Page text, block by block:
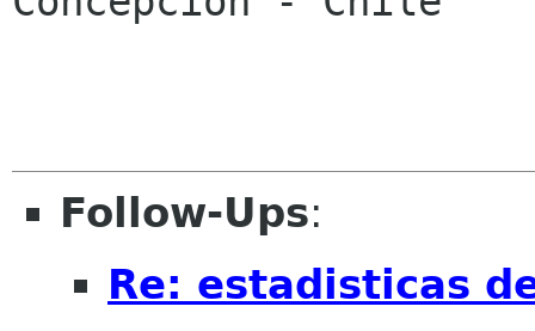
Follow-Ups:
Re: estadisticas